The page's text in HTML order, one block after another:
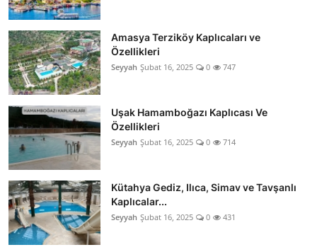
Amasya Terziköy Kaplıcaları ve
Özellikleri
Seyyah Şubat 16, 2025 0 747
Uşak Hamamboğazı Kaplıcası Ve
Özellikleri
Seyyah Şubat 16, 2025 0 714
Kütahya Gediz, Ilıca, Simav ve Tavşanlı
Kaplıcalar...
Seyyah Şubat 16, 2025 0 431